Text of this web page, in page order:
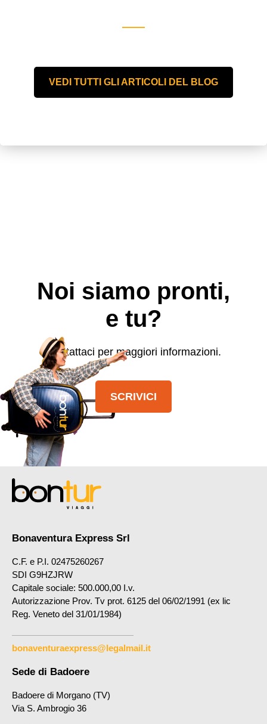
VEDI TUTTI GLI ARTICOLI DEL BLOG
Noi siamo pronti,
e tu?
Contattaci per maggiori informazioni.
SCRIVICI
Bonaventura Express Srl
C.F. e P.I. 02475260267
SDI G9HZJRW
Capitale sociale: 500.000,00 I.v.
Autorizzazione Prov. Tv prot. 6125 del 06/02/1991 (ex lic
Reg. Veneto del 31/01/1984)
bonaventuraexpress@legalmail.it
Sede di Badoere
Badoere di Morgano (TV)
Via S. Ambrogio 36